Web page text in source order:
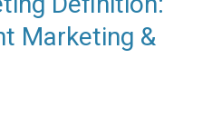
Marketing &